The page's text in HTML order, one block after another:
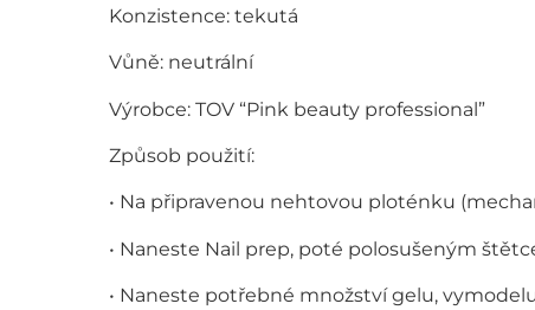
Konzistence: tekutá
Vůně: neutrální
Výrobce: TOV “Pink beauty professional”
Způsob použití:
• Na připravenou nehtovou ploténku
• Naneste Nail prep, poté polosušeným
• Naneste potřebné množství gelu,